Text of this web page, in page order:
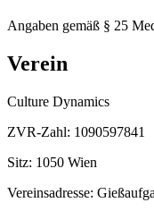
Angaben gemäß § 25
Verein
Culture Dynamics
ZVR-Zahl: 1090597841
Sitz: 1050 Wien
Vereinsadresse: